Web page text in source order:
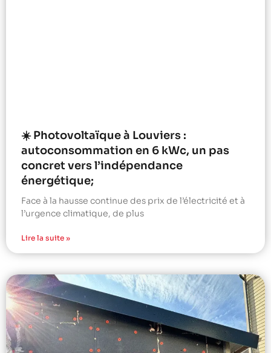
☀️ Photovoltaïque à Louviers :
autoconsommation en 6 kWc, un pas
concret vers l’indépendance
énergétique;
Face à la hausse continue des prix de l’électricité et à
l’urgence climatique, de plus
Lire la suite »